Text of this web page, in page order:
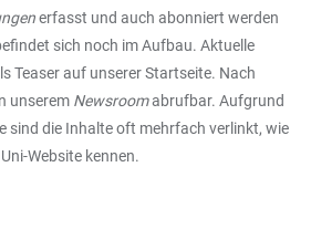
erfasst und auch abonniert werden
sich noch im Aufbau. Aktuelle
Teaser auf unserer Startseite. Nach
unserem Newsroomabrufbar. Aufgrund
sind die Inhalte oft mehrfach verlinkt, wie
Website kennen.